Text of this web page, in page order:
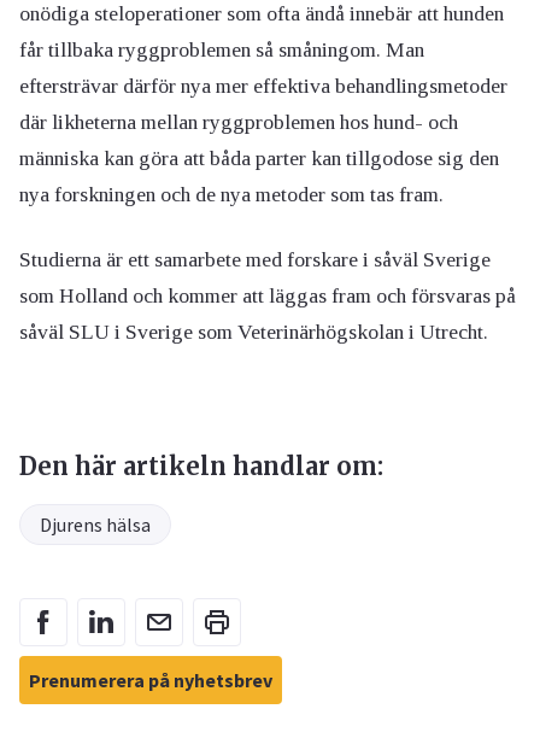
onödiga steloperationer som ofta ändå innebär att hunden
får tillbaka ryggproblemen så småningom. Man
eftersträvar därför nya mer effektiva behandlingsmetoder
där likheterna mellan ryggproblemen hos hund- och
människa kan göra att båda parter kan tillgodose sig den
nya forskningen och de nya metoder som tas fram.
Studierna är ett samarbete med forskare i såväl Sverige
som Holland och kommer att läggas fram och försvaras på
såväl SLU i Sverige som Veterinärhögskolan i Utrecht.
Den här artikeln handlar om:
Djurens hälsa
Prenumerera på nyhetsbrev